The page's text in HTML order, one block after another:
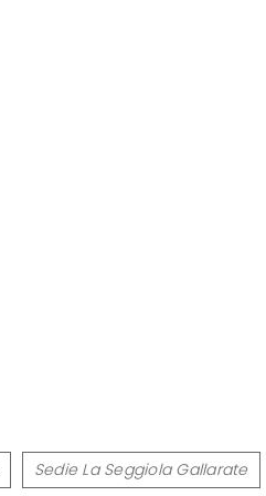
Sedie La Seggiola Gallarate